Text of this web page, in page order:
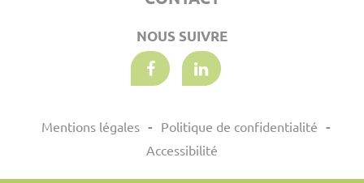
NOUS SUIVRE
Mentions légales
Politique de confidentialité
Accessibilité